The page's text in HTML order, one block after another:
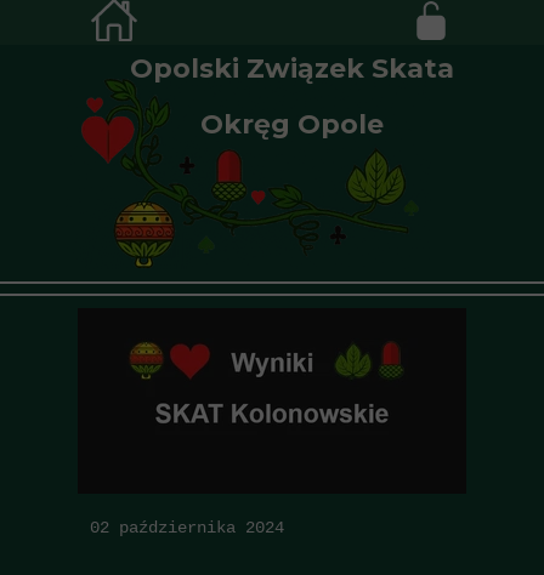
Opolski Związek Skata
Okręg Opole
02 października 2024